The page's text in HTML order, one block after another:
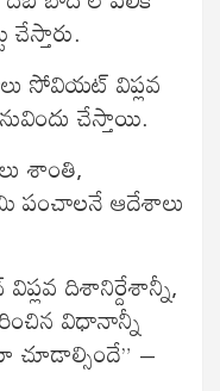
చేస్తారు.
సోవియట్‍ విప్లవ
చేస్తాయి.
శాంతి,
పంచాలనే ఆదేశాలు
దిశానిర్దేశాన్నీ,
విధానాన్నీ
చూడాల్సిందే” –